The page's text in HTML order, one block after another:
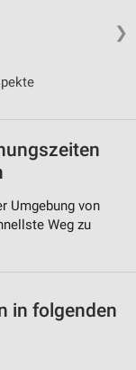
❯
Umgebung von
Weg zu
in folgenden